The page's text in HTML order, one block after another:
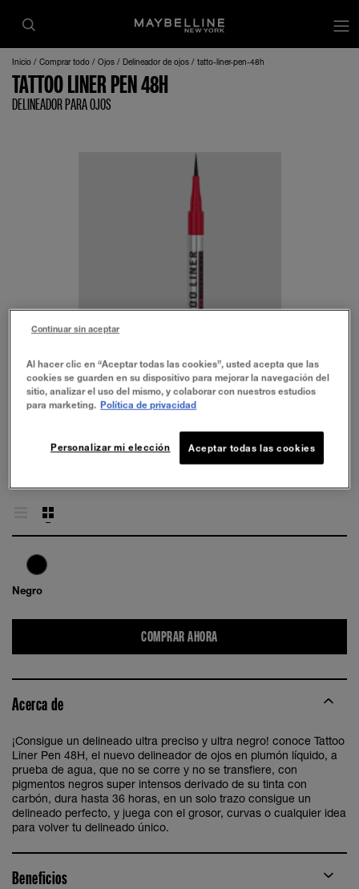
Inicio Comprar todo Ojos Delineador de ojos tatto-liner-pen-48h
TATTOO LINER PEN 48H
DELINEADOR PARA OJOS
Negro
COMPRAR AHORA
Acerca de
¡Consigue un delineado ultra preciso y ultra negro! conoce Tattoo
Liner Pen 48H, el nuevo delineador de ojos en plumón líquido, a
prueba de agua, que no se corre y no se transfiere, con
pigmentos negros super intensos derivado de su tinta con
carbón, dura hasta 36 horas, en un solo trazo consigue un
delineado perfecto, y juega con el grosor, curvas o cualquier idea
para volver tu delineado único.
Beneficios
Al hacer clic en “Aceptar todas las cookies”, usted acepta que las
cookies se guarden en su dispositivo para mejorar la navegación del
sitio, analizar el uso del mismo, y colaborar con nuestros estudios
para marketing. Política de privacidad
Aceptar todas las cookies
Personalizar mi elección
Continuar sin aceptar